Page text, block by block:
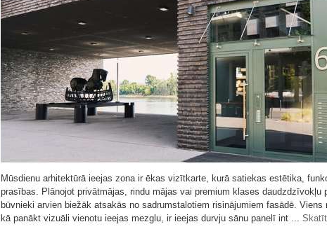
Mūsdienu arhitektūrā ieejas zona ir ēkas vizītkarte, kurā satiekas estētika,
prasības. Plānojot privātmājas, rindu mājas vai premium klases daudzdzīvokļu
būvnieki arvien biežāk atsakās no sadrumstalotiem risinājumiem fasādē.
kā panākt vizuāli vienotu ieejas mezglu, ir ieejas durvju sānu panelī int ...